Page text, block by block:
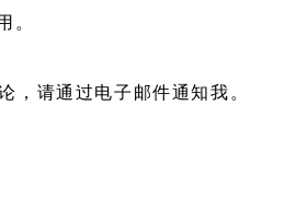
。
，请通过电子邮件通知我。